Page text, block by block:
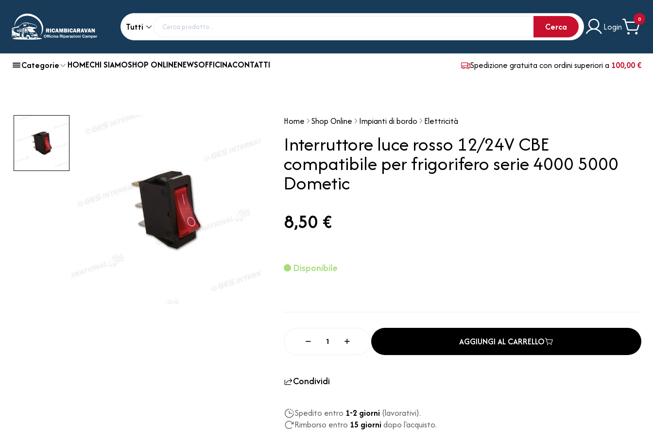
Tutti Cerca Login
0
Categorie HOMECHI SIAMOSHOP ONLINENEWSOFFICINACONTATTI Spedizione gratuita con ordini superiori a 100,00 €
Home Shop Online Impianti di bordo Elettricità
Interruttore luce rosso 12/24V CBE
compatibile per frigorifero serie 4000 5000
Dometic
8,50 €
Disponibile
AGGIUNGI AL CARRELLO
Condividi
Spedito entro 1-2 giorni (lavorativi).
Rimborso entro 15 giorni dopo l'acquisto.